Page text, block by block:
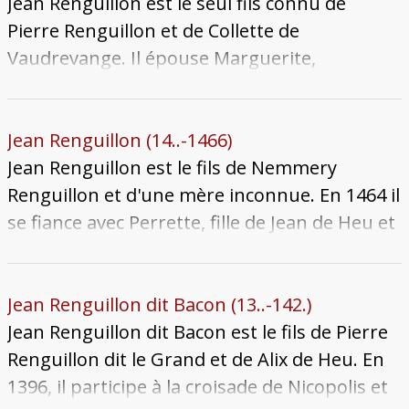
se trouve au couvent des Célestins.
Pierre Renguillon et de Collette de
Vaudrevange. Il épouse Marguerite,
de Savigny, puis avec Jean d’Abrienne, dit
Chaving. Jean Renguillon meurt sans
descendance le 25 juillet 1447, entraînant
l’extinction du lignage des Renguillon. À la
avait recueilli une part de la seigneurie de
Marange. Cette succession donne lieu à un
long conflit entre les héritiers, qui se
prolonge jusqu’en 1454. Après le décès de
Jean Renguillon (14..-1466)
Jean Renguillon est le fils de Nemmery
Renguillon et d'une mère inconnue. En 1464 il
se fiance avec Perrette, fille de Jean de Heu et
succombent à la peste durant l'épidémie qui
ravage alors la ville : Perrette meurt le 1er
juin et Jean le 8 septembre suivant. Sans
doute encore jeune adulte au moment de
Jean Renguillon dit Bacon (13..-142.)
Jean Renguillon dit Bacon est le fils de Pierre
Renguillon dit le Grand et de Alix de Heu. En
1396, il participe à la croisade de Nicopolis et